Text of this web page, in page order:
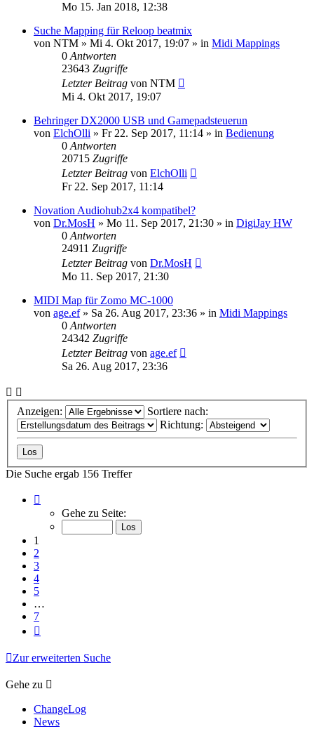
Mo 15. Jan 2018, 12:38
Suche Mapping für Reloop beatmix
von NTM » Mi 4. Okt 2017, 19:07 » in Midi Mappings
0 Antworten
23643 Zugriffe
Letzter Beitrag von NTM
Mi 4. Okt 2017, 19:07
Behringer DX2000 USB und Gamepadsteuerun
von ElchOlli » Fr 22. Sep 2017, 11:14 » in Bedienung
0 Antworten
20715 Zugriffe
Letzter Beitrag von ElchOlli
Fr 22. Sep 2017, 11:14
Novation Audiohub2x4 kompatibel?
von Dr.MosH » Mo 11. Sep 2017, 21:30 » in DigiJay HW
0 Antworten
24911 Zugriffe
Letzter Beitrag von Dr.MosH
Mo 11. Sep 2017, 21:30
MIDI Map für Zomo MC-1000
von age.ef» Sa 26. Aug 2017, 23:36 » in Midi Mappings
0 Antworten
24342 Zugriffe
Letzter Beitrag von age.ef
Sa 26. Aug 2017, 23:36
Anzeigen:
Sortiere nach:
Richtung:
Die Suche ergab 156 Treffer
von
Gehe zu Seite:
1
2
3
4
5
…
7
Zur erweiterten Suche
Gehe zu
ChangeLog
News